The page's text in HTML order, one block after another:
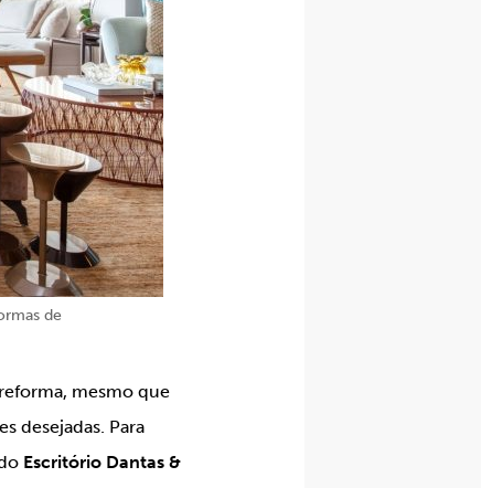
de
mesmo que
desejadas. Para
Escritório Dantas &